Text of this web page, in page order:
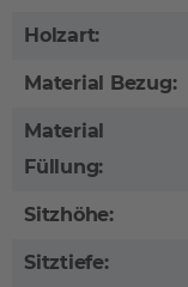
Holzart:
Material Bezug:
Material
Füllung:
Sitzhöhe:
Sitztiefe: